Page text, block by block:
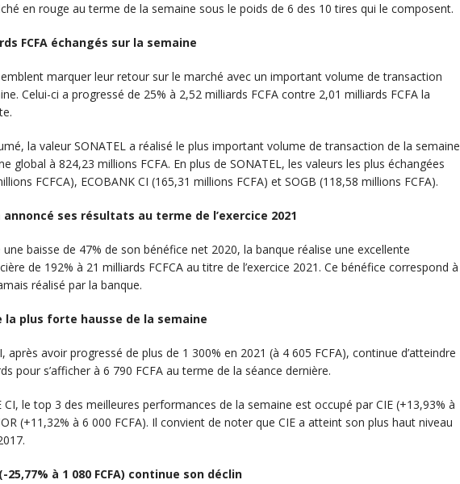
en rouge au terme de la semaine sous le poids de 6 des 10 tires qui le composent.
FCFA échangés sur la semaine
marquer leur retour sur le marché avec un important volume de transaction
Celui-ci a progressé de 25% à 2,52 milliards FCFA contre 2,01 milliards FCFA la
la valeur SONATEL a réalisé le plus important volume de transaction de la semaine
global à 824,23 millions FCFA. En plus de SONATEL, les valeurs les plus échangées
FCFCA), ECOBANK CI (165,31 millions FCFA) et SOGB (118,58 millions FCFA).
annoncé ses résultats au terme de l’exercice 2021
baisse de 47% de son bénéfice net 2020, la banque réalise une excellente
de 192% à 21 milliards FCFCA au titre de l’exercice 2021. Ce bénéfice correspond à
réalisé par la banque.
la plus forte hausse de la semaine
après avoir progressé de plus de 1 300% en 2021 (à 4 605 FCFA), continue d’atteindre
pour s’afficher à 6 790 FCFA au terme de la séance dernière.
CI, le top 3 des meilleures performances de la semaine est occupé par CIE (+13,93% à
(+11,32% à 6 000 FCFA). Il convient de noter que CIE a atteint son plus haut niveau
(-25,77% à 1 080 FCFA) continue son déclin